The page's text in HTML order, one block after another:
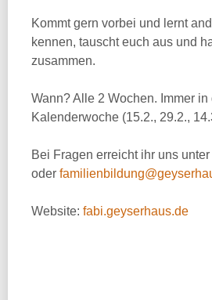
Kommt gern vorbei und lernt
kennen, tauscht euch aus und
zusammen.
Wann? Alle 2 Wochen. Immer
Kalenderwoche (15.2., 29.2.,
Bei Fragen erreicht ihr uns
oder
Website: fabi.geyserhaus.de